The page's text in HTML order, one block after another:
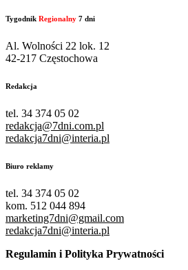
Tygodnik Regionalny 7 dni
Al. Wolności 22 lok. 12
42-217 Częstochowa
Redakcja
tel. 34 374 05 02
redakcja@7dni.com.pl
redakcja7dni@interia.pl
Biuro reklamy
tel. 34 374 05 02
kom. 512 044 894
marketing7dni@gmail.com
redakcja7dni@interia.pl
Regulamin i Polityka Prywatności